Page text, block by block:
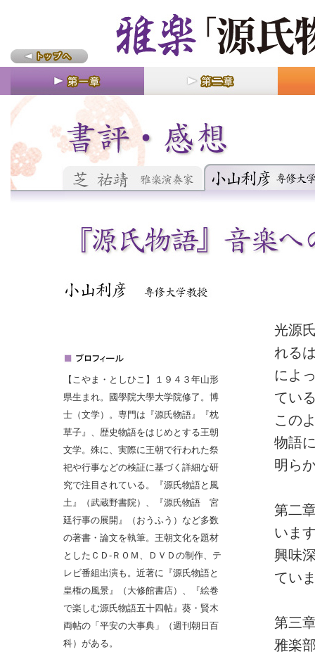
【こやま・としひこ】１９４３年山形
県生まれ。國學院大學大学院修了。博
士（文学）。専門は『源氏物語』『枕
草子』、歴史物語をはじめとする王朝
文学。殊に、実際に王朝で行われた祭
祀や行事などの検証に基づく詳細な研
究で注目されている。『源氏物語と風
土』（武蔵野書院）、『源氏物語 宮
廷行事の展開』（おうふう）など多数
の著書・論文を執筆。王朝文化を題材
としたＣＤ‐ＲＯＭ、ＤＶＤの制作、テ
レビ番組出演も。近著に『源氏物語と
皇権の風景』（大修館書店）、『絵巻
で楽しむ源氏物語五十四帖』葵・賢木
両帖の「平安の大事典」（週刊朝日百
科）がある。
光源
れる
によ
てい
この
物語
明ら
第二
いま
興味
てい
第三
雅楽